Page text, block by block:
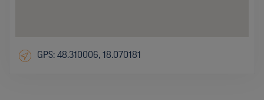
GPS: 48.310006, 18.070181